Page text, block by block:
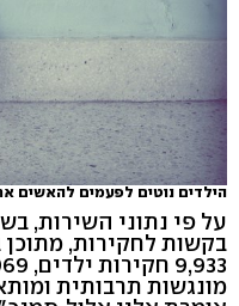
הילדים נוטים לפעמים להאשים
מונגשות תרבותית